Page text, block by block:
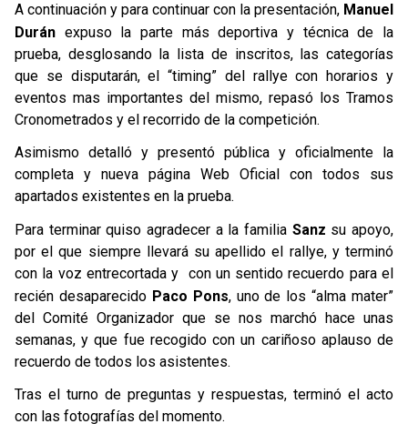
A continuación y para continuar con la presentación, Manuel
Durán expuso la parte más deportiva y técnica de la
prueba, desglosando la lista de inscritos, las categorías
que se disputarán, el “timing” del rallye con horarios y
eventos mas importantes del mismo, repasó los Tramos
Cronometrados y el recorrido de la competición.
Asimismo detalló y presentó pública y oficialmente la
completa y nueva página Web Oficial con todos sus
apartados existentes en la prueba.
Para terminar quiso agradecer a la familia Sanz su apoyo,
por el que siempre llevará su apellido el rallye, y terminó
con la voz entrecortada y con un sentido recuerdo para el
recién desaparecido Paco Pons, uno de los “alma mater”
del Comité Organizador que se nos marchó hace unas
semanas, y que fue recogido con un cariñoso aplauso de
recuerdo de todos los asistentes.
Tras el turno de preguntas y respuestas, terminó el acto
con las fotografías del momento.